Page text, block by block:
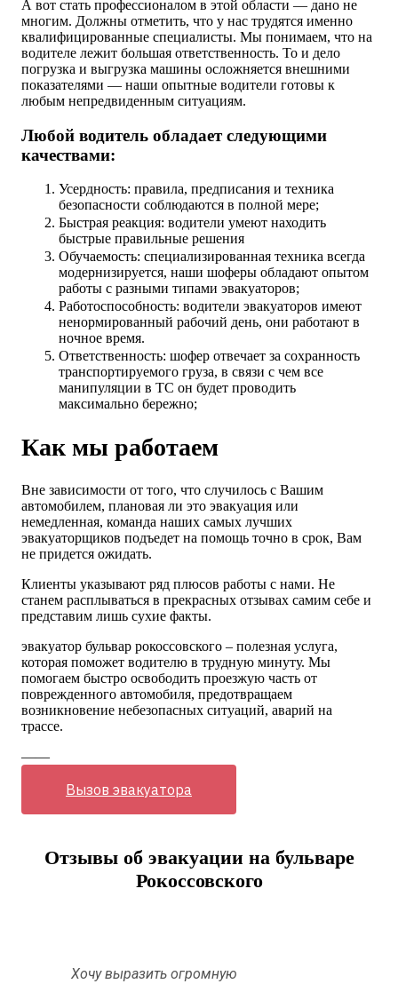
А вот стать профессионалом в этой области — дано не
многим. Должны отметить, что у нас трудятся именно
квалифицированные специалисты. Мы понимаем, что на
водителе лежит большая ответственность. То и дело
погрузка и выгрузка машины осложняется внешними
показателями — наши опытные водители готовы к
любым непредвиденным ситуациям.
Любой водитель обладает следующими
качествами:
Усердность: правила, предписания и техника
безопасности соблюдаются в полной мере;
Быстрая реакция: водители умеют находить
быстрые правильные решения
Обучаемость: специализированная техника всегда
модернизируется, наши шоферы обладают опытом
работы с разными типами эвакуаторов;
Работоспособность: водители эвакуаторов имеют
ненормированный рабочий день, они работают в
ночное время.
Ответственность: шофер отвечает за сохранность
транспортируемого груза, в связи с чем все
манипуляции в ТС он будет проводить
максимально бережно;
Как мы работаем
Вне зависимости от того, что случилось с Вашим
автомобилем, плановая ли это эвакуация или
немедленная, команда наших самых лучших
эвакуаторщиков подъедет на помощь точно в срок, Вам
не придется ожидать.
Клиенты указывают ряд плюсов работы с нами. Не
станем расплываться в прекрасных отзывах самим себе и
представим лишь сухие факты.
эвакуатор бульвар рокоссовского – полезная услуга,
которая поможет водителю в трудную минуту. Мы
помогаем быстро освободить проезжую часть от
поврежденного автомобиля, предотвращаем
возникновение небезопасных ситуаций, аварий на
трассе.
——
Вызов эвакуатора
Отзывы об эвакуации на бульваре
Рокоссовского
Хочу выразить огромную